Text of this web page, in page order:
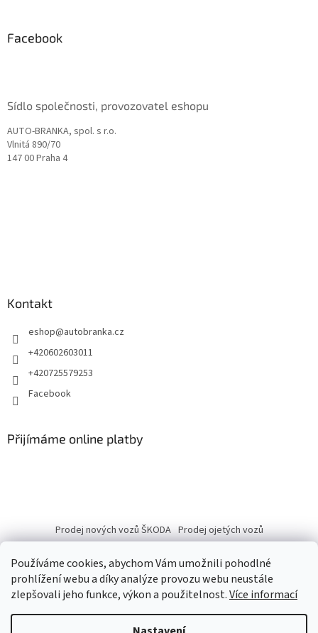
Používáme cookies, abychom Vám umožnili pohodlné
prohlížení webu a díky analýze provozu webu neustále
zlepšovali jeho funkce, výkon a použitelnost.Více informací
Facebook
Sídlo společnosti, provozovatel eshopu
AUTO-BRANKA, spol. s r.o.
Vlnitá 890/70
147 00 Praha 4
Kontakt
eshop@autobranka.cz
+420602603011
+420725579253
Facebook
Přijímáme online platby
Prodej nových vozů ŠKODA Prodej ojetých vozů